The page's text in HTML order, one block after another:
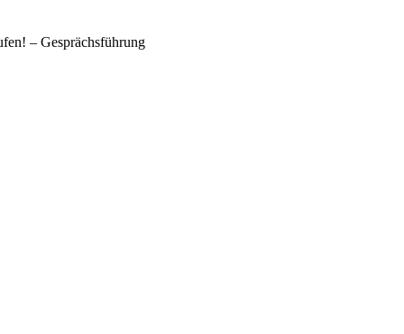
– Gesprächsführung